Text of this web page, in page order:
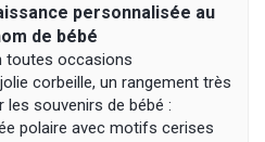
personnalisée au
de bébé
toutes occasions
corbeille, un rangement très
les souvenirs de bébé :
polaire avec motifs cerises